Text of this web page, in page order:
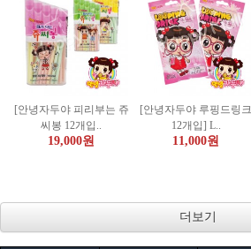
[안녕자두야 피리부는 쥬
씨봉 12개입..
19,000원
[안녕자두야 루핑드링크
12개입] L..
11,000원
더보기